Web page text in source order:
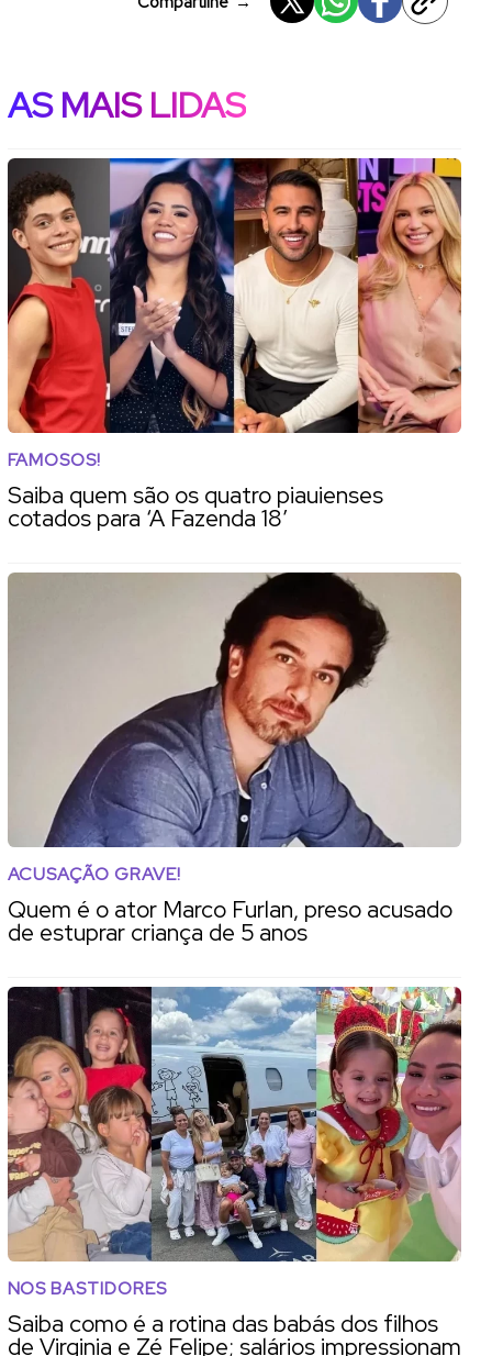
AS MAIS LIDAS
FAMOSOS!
Saiba quem são os quatro piauienses
cotados para ‘A Fazenda 18’
ACUSAÇÃO GRAVE!
Quem é o ator Marco Furlan, preso acusado
de estuprar criança de 5 anos
NOS BASTIDORES
Saiba como é a rotina das babás dos filhos
de Virginia e Zé Felipe; salários impressionam